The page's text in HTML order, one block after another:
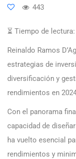
443
⏳ Tiempo de lectura:
Reinaldo Ramos
estrategias de
diversificación y
rendimientos en
Con el panorama
capacidad de
ha vuelto esencial
rendimientos y